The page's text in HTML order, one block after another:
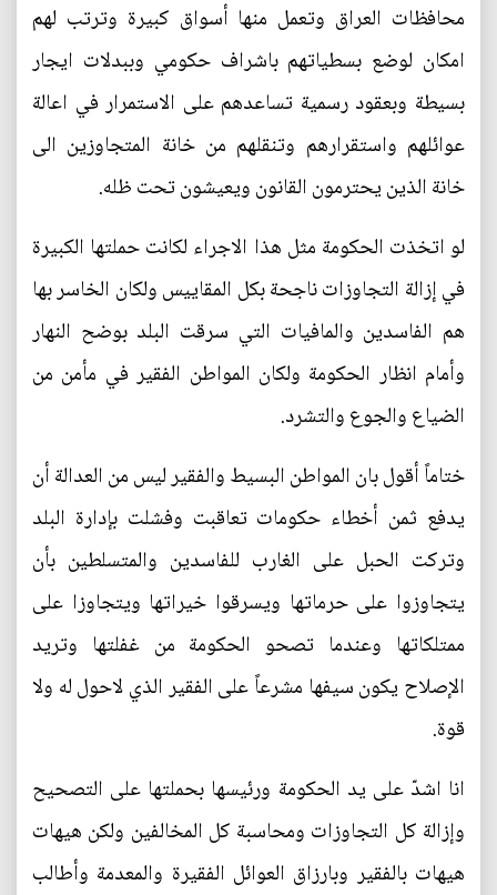
محافظات العراق وتعمل منها أسواق كبيرة وترتب لهم
امكان لوضع بسطياتهم باشراف حكومي وببدلات ايجار
بسيطة وبعقود رسمية تساعدهم على الاستمرار في اعالة
عوائلهم واستقرارهم وتنقلهم من خانة المتجاوزين الى
خانة الذين يحترمون القانون ويعيشون تحت ظله.
لو اتخذت الحكومة مثل هذا الاجراء لكانت حملتها الكبيرة
في إزالة التجاوزات ناجحة بكل المقاييس ولكان الخاسر بها
هم الفاسدين والمافيات التي سرقت البلد بوضح النهار
وأمام انظار الحكومة ولكان المواطن الفقير في مأمن من
الضياع والجوع والتشرد.
ختاماً أقول بان المواطن البسيط والفقير ليس من العدالة أن
يدفع ثمن أخطاء حكومات تعاقبت وفشلت بإدارة البلد
وتركت الحبل على الغارب للفاسدين والمتسلطين بأن
يتجاوزوا على حرماتها ويسرقوا خيراتها ويتجاوزا على
ممتلكاتها وعندما تصحو الحكومة من غفلتها وتريد
الإصلاح يكون سيفها مشرعاً على الفقير الذي لاحول له ولا
قوة.
انا اشدّ على يد الحكومة ورئيسها بحملتها على التصحيح
وإزالة كل التجاوزات ومحاسبة كل المخالفين ولكن هيهات
هيهات بالفقير وبارزاق العوائل الفقيرة والمعدمة وأطالب